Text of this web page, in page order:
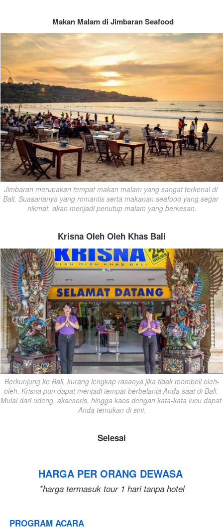
Makan Malam di Jimbaran Seafood
Jimbaran merupakan tempat makan malam yang sangat terkenal di
Bali. Suasananya yang romantis serta makanan seafood yang segar
nikmat, akan menjadi penutup malam yang berkesan.
Krisna Oleh Oleh Khas Bali
Berkunjung ke Bali, kurang lengkap rasanya jika tidak membeli oleh-
oleh. Krisna pun dapat menjadi tempat berbelanja Anda saat di Bali.
Mulai dari udeng, aksesoris, hingga kaos dengan kata-kata lucu dapat
Anda temukan di sini.
Selesai
HARGA PER ORANG DEWASA
*harga termasuk tour 1 hari tanpa hotel
PROGRAM ACARA